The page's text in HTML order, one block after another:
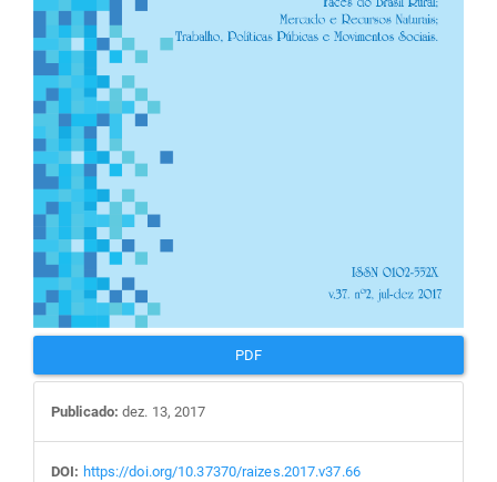
PDF
Publicado: dez. 13, 2017
DOI: https://doi.org/10.37370/raizes.2017.v37.66